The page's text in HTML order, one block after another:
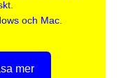
och Mac.
mer